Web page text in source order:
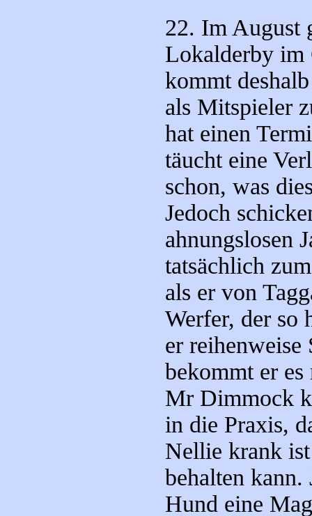
22. Im August
Lokalderby im
kommt
als Mitspieler
hat einen
täucht eine
schon, was
Jedoch
ahnungslosen
tatsächlich
als er von
Werfer, der so
er reihenweise
bekommt er
Mr Dimmock
in die Praxis,
Nellie krank
behalten kann.
Hund eine